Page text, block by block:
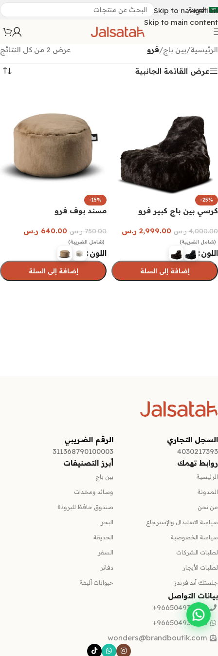
Skip to navigation
Skip to main content
العربية
الرئيسية/بين باج/فرو عرض ⁦2⁩ من كل النتائج
عرض القائمة الجانبية
-25%
كرسي بين باج كبير فرو
4,000.00 ر.س 2,999.00 ر.س
(شامل الضريبة)
اللون
إضافة إلى السلة
-15%
مسند بوف فرو
750.00 ر.س 640.00 ر.س
(شامل الضريبة)
اللون
إضافة إلى السلة
السجل التجاري
4030217393
الرقم الضريبي
311368790100003
روابط تهمك
الرئيسية
المدونة
من نحن
سياسة الاستبدال والإسترجاع
سياسة الخصوصية
لطلبات الشركات
لطلبات الأيجار
جلستك أند فرندز
أبرز التصنيفات
بين باج
وسائد ومخدات
صندوق حافظ للبرودة
البحر
الحديقة
السفر
دفاتر
حيوانات أليفة
بيانات التواصل
966504935665+
966504935665+
wonders@brandboutik.com